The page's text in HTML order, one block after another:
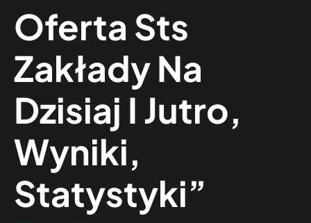
Oferta Sts
Zakłady Na
Dzisiaj I Jutro,
Wyniki,
Statystyki”